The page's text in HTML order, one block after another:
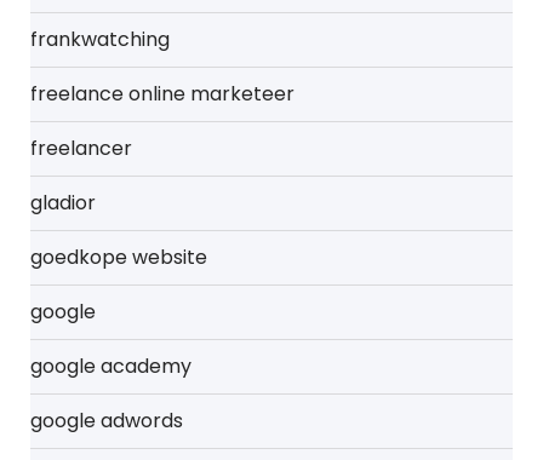
frankwatching
freelance online marketeer
freelancer
gladior
goedkope website
google
google academy
google adwords